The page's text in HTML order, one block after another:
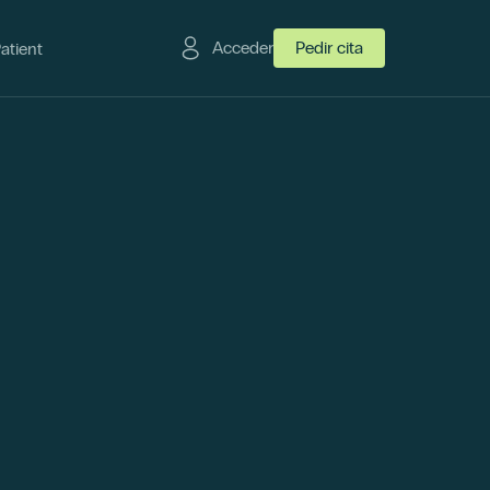
Acceder Pedir cita